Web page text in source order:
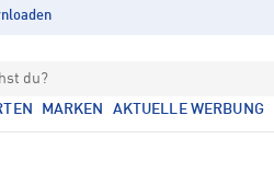
du?
MARKEN AKTUELLE WERBUNG